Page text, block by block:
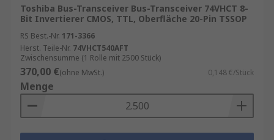
Toshiba Bus-Transceiver Bus-Transceiver 74VHCT 8-
Bit Invertierer CMOS, TTL, Oberfläche 20-Pin TSSOP
RS Best.-Nr. 171-3366
Herst. Teile-Nr. 74VHCT540AFT
Zwischensumme (1 Rolle mit 2500 Stück)
370,00 €(ohne MwSt.) 0,148 €/Stück
Menge